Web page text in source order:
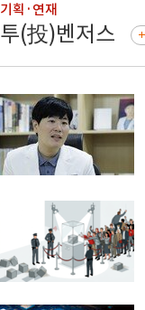
기획·연재
투(投)벤저스